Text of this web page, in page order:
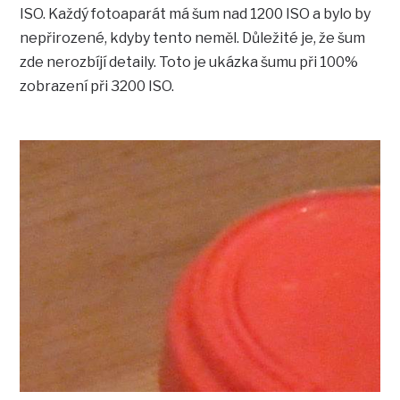
ISO. Každý fotoaparát má šum nad 1200 ISO a bylo by
nepřirozené, kdyby tento neměl. Důležité je, že šum
zde nerozbíjí detaily. Toto je ukázka šumu při 100%
zobrazení při 3200 ISO.